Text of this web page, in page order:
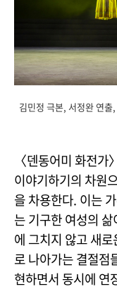
김민정 극본, 서정완 연
〈덴동어미 화전
이야기하기의 차원
을 차용한다. 이는
는 기구한 여성의
에 그치지 않고 새
로 나아가는 결절점
현하면서 동시에 연